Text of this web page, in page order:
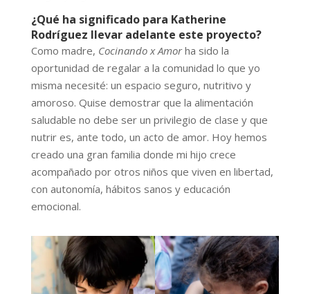
¿Qué ha significado para Katherine
Rodríguez llevar adelante este proyecto?
Como madre, Cocinando x Amorha sido la
oportunidad de regalar a la comunidad lo que yo
misma necesité: un espacio seguro, nutritivo y
amoroso. Quise demostrar que la alimentación
saludable no debe ser un privilegio de clase y que
nutrir es, ante todo, un acto de amor. Hoy hemos
creado una gran familia donde mi hijo crece
acompañado por otros niños que viven en libertad,
con autonomía, hábitos sanos y educación
emocional.